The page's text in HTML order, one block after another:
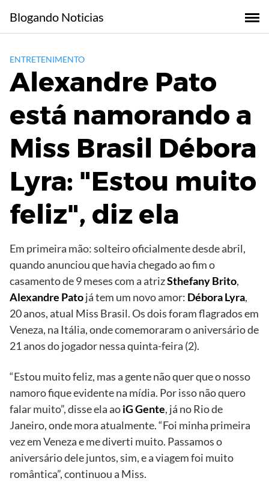
content
Blogando Noticias
ENTRETENIMENTO
Alexandre Pato
está namorando a
Miss Brasil Débora
Lyra: "Estou muito
feliz", diz ela
Em primeira mão: solteiro oficialmente desde abril,
quando anunciou que havia chegado ao fim o
casamento de 9 meses com a atrizSthefany Brito,
Alexandre Patojá tem um novo amor: Débora Lyra,
20 anos, atual Miss Brasil. Os dois foram flagrados em
Veneza, na Itália, onde comemoraram o aniversário de
21 anos do jogador nessa quinta-feira (2).
“Estou muito feliz, mas a gente não quer que o nosso
namoro fique evidente na mídia. Por isso não quero
falar muito”, disse ela aoiG Gente, já no Rio de
Janeiro, onde mora atualmente. “Foi minha primeira
vez em Veneza e me diverti muito. Passamos o
aniversário dele juntos, sim, e a viagem foi muito
romântica”, continuou a Miss.